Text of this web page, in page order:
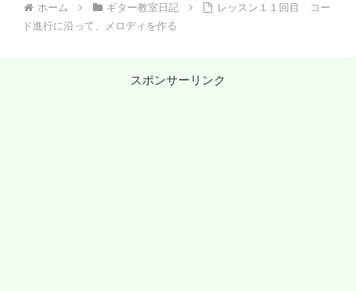
ホーム ギター教室日記
レッスン１１回目 コー
ド進行に沿って、メロディを作る
スポンサーリンク